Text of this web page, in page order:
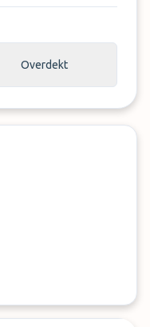
Overdekt